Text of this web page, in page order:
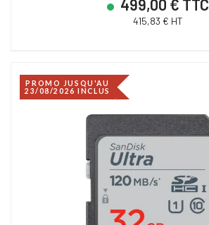
499,00 € TTC
415,83 € HT
PROMO JUSQU'AU
23/08/2026 INCLUS